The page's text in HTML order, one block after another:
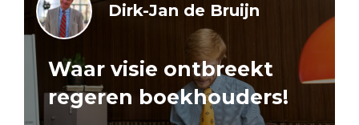
Dirk-Jan de Bruijn
Waar visie ontbreekt
regeren boekhouders!